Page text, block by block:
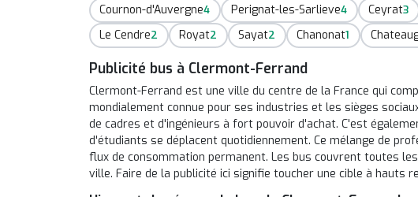
Cournon-d'Auvergne4 Perignat-les-Sarlieve4 Ceyrat3
Le Cendre2 Royat2 Sayat2 Chanonat1
Publicité bus à Clermont-Ferrand
Clermont-Ferrand est une ville du centre de la France qui
mondialement connue pour ses industries et les sièges
de cadres et d'ingénieurs à fort pouvoir d'achat. C'est
d'étudiants se déplacent quotidiennement. Ce mélange de
flux de consommation permanent. Les bus couvrent toutes
ville. Faire de la publicité ici signifie toucher une cible à hauts